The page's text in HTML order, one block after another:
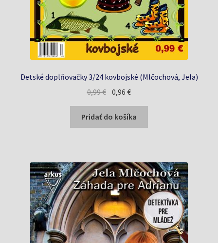
Detské doplňovačky 3/24 kovbojské (Mlčochová, Jela)
0,99€ Pôvodná
bola:
0,99 €.
0,96€Aktuálna
je:
0,96 €.
Pridať do košíka